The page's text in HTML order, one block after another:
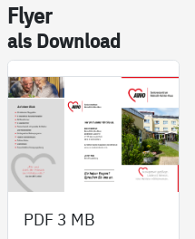
Fly­er
als Down­load
PDF 3 MB